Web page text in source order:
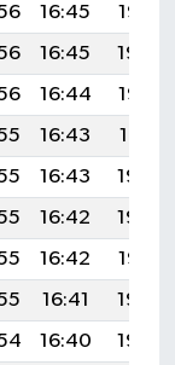
16:45
19:55
16:45
19:54
16:44
19:53
16:43
19:51
16:43
19:50
16:42
19:49
16:42
19:47
16:41
19:46
16:40
19:44